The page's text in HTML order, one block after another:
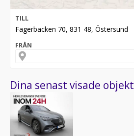
TILL
Fagerbacken 70, 831 48, Östersund
FRÅN
Dina senast visade objekt